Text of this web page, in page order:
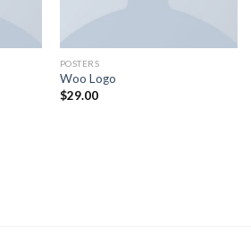
POSTERS
Woo Logo
$29.00